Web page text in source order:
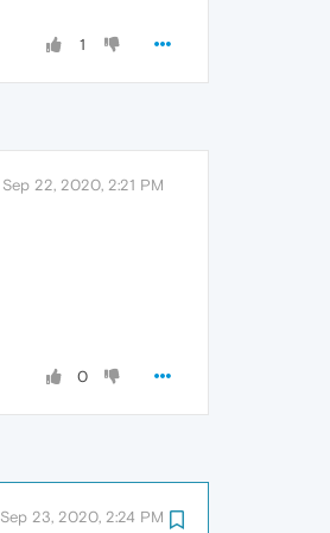
1
Sep 22, 2020, 2:21 PM
0
Sep 23, 2020, 2:24 PM